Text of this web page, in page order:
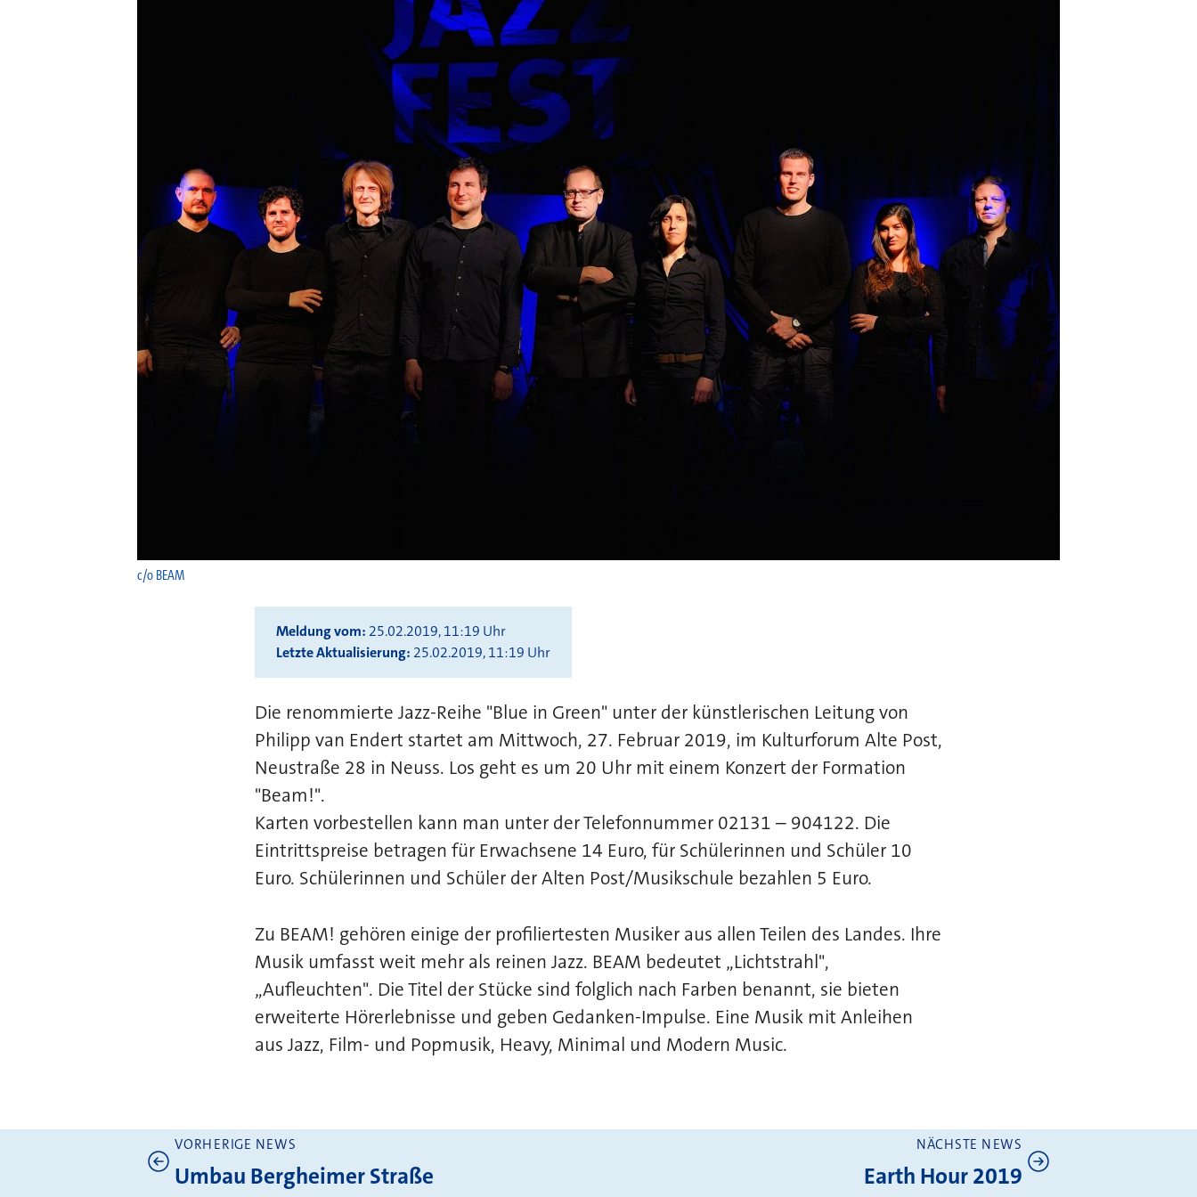
c/o BEAM
Meldung vom 25.02.2019, 11:19 Uhr
Letzte Aktualisierung 25.02.2019, 11:19 Uhr
Die renommierte Jazz-Reihe "Blue in Green" unter der künstlerischen Leitung von
Philipp van Endert startet am Mittwoch, 27. Februar 2019, im Kulturforum Alte Post,
Neustraße 28 in Neuss. Los geht es um 20 Uhr mit einem Konzert der Formation
"Beam!".
Karten vorbestellen kann man unter der Telefonnummer 02131 – 904122. Die
Eintrittspreise betragen für Erwachsene 14 Euro, für Schülerinnen und Schüler 10
Euro. Schülerinnen und Schüler der Alten Post/Musikschule bezahlen 5 Euro.
Zu BEAM! gehören einige der profiliertesten Musiker aus allen Teilen des Landes. Ihre
Musik umfasst weit mehr als reinen Jazz. BEAM bedeutet „Lichtstrahl",
„Aufleuchten". Die Titel der Stücke sind folglich nach Farben benannt, sie bieten
erweiterte Hörerlebnisse und geben Gedanken-Impulse. Eine Musik mit Anleihen
aus Jazz, Film- und Popmusik, Heavy, Minimal und Modern Music.
Weitere News
VORHERIGE NEWS
Umbau Bergheimer Straße
NÄCHSTE NEWS
Earth Hour 2019